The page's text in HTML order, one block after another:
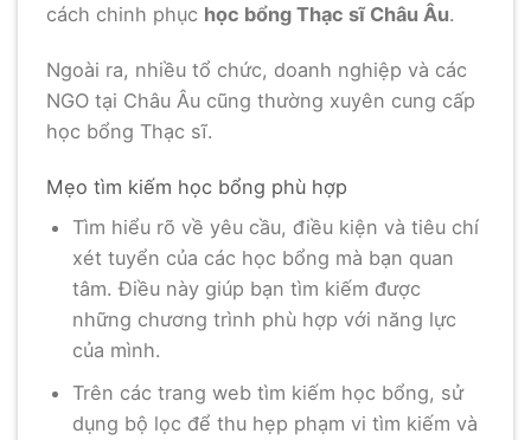
cách chinh phục học bổng Thạc sĩ Châu Âu.
Ngoài ra, nhiều tổ chức, doanh nghiệp và các
NGO tại Châu Âu cũng thường xuyên cung cấp
học bổng Thạc sĩ.
Mẹo tìm kiếm học bổng phù hợp
Tìm hiểu rõ về yêu cầu, điều kiện và tiêu chí
xét tuyển của các học bổng mà bạn quan
tâm. Điều này giúp bạn tìm kiếm được
những chương trình phù hợp với năng lực
của mình.
Trên các trang web tìm kiếm học bổng, sử
dụng bộ lọc để thu hẹp phạm vi tìm kiếm và